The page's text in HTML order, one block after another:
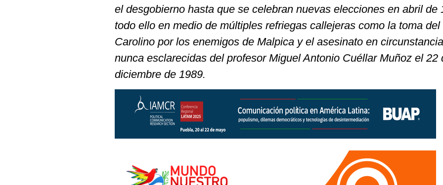
el desgobierno hasta que se celebran nuevas elecciones en abril de
todo ello en medio de múltiples refriegas callejeras como la toma
Carolino por los enemigos de Malpica y el asesinato en
nunca esclarecidas del profesor Miguel Antonio Cuéllar Muñoz el 22
diciembre de 1989.